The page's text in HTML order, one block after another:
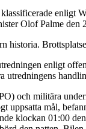
enligt
Olof Palme den
historia.
enligt
och militära
uppsatta mål,
klockan 01:00